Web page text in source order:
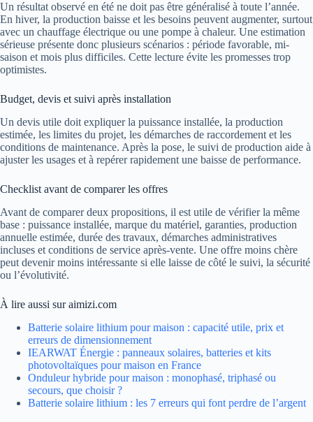
Un résultat observé en été ne doit pas être généralisé à toute l’année.
En hiver, la production baisse et les besoins peuvent augmenter, surtout
avec un chauffage électrique ou une pompe à chaleur. Une estimation
sérieuse présente donc plusieurs scénarios : période favorable, mi-
saison et mois plus difficiles. Cette lecture évite les promesses trop
optimistes.
Budget, devis et suivi après installation
Un devis utile doit expliquer la puissance installée, la production
estimée, les limites du projet, les démarches de raccordement et les
conditions de maintenance. Après la pose, le suivi de production aide à
ajuster les usages et à repérer rapidement une baisse de performance.
Checklist avant de comparer les offres
Avant de comparer deux propositions, il est utile de vérifier la même
base : puissance installée, marque du matériel, garanties, production
annuelle estimée, durée des travaux, démarches administratives
incluses et conditions de service après-vente. Une offre moins chère
peut devenir moins intéressante si elle laisse de côté le suivi, la sécurité
ou l’évolutivité.
À lire aussi sur aimizi.com
Batterie solaire lithium pour maison : capacité utile, prix et
erreurs de dimensionnement
IEARWAT Énergie : panneaux solaires, batteries et kits
photovoltaïques pour maison en France
Onduleur hybride pour maison : monophasé, triphasé ou
secours, que choisir ?
Batterie solaire lithium : les 7 erreurs qui font perdre de l’argent